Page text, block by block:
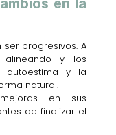
en la
progresivos. A
y los
autoestima y la
natural.
en sus
de finalizar el